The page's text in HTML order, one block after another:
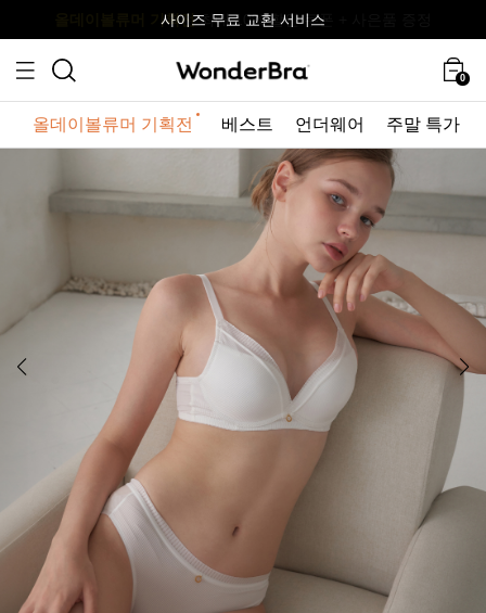
사이즈 무료 교환 서비스
올데이볼류머 기획전최대 10% 할인 쿠폰 + 사은품 증정
사이즈 무료 교환 서비스
올데이볼류머 기획전
0
올데이볼류머 기획전 베스트 언더웨어 주말 특가